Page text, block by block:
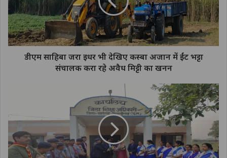
डीएम साहिबा जरा इधर भी देखिए कस्बा अजान में ईंट भट्टा
संचालक करा रहे अवैध मिट्टी का खनन